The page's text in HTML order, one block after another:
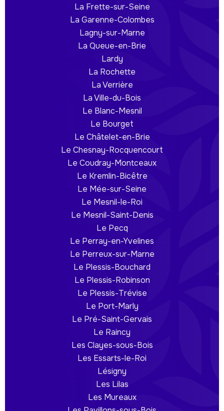
La Frette-sur-Seine
La Garenne-Colombes
Lagny-sur-Marne
La Queue-en-Brie
Lardy
La Rochette
La Verrière
La Ville-du-Bois
Le Blanc-Mesnil
Le Bourget
Le Châtelet-en-Brie
Le Chesnay-Rocquencourt
Le Coudray-Montceaux
Le Kremlin-Bicêtre
Le Mée-sur-Seine
Le Mesnil-le-Roi
Le Mesnil-Saint-Denis
Le Pecq
Le Perray-en-Yvelines
Le Perreux-sur-Marne
Le Plessis-Bouchard
Le Plessis-Robinson
Le Plessis-Trévise
Le Port-Marly
Le Pré-Saint-Gervais
Le Raincy
Les Clayes-sous-Bois
Les Essarts-le-Roi
Lésigny
Les Lilas
Les Mureaux